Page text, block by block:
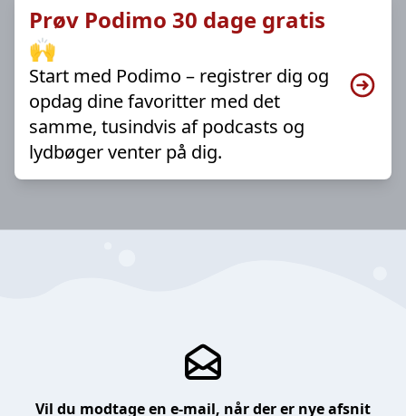
Prøv Podimo 30 dage gratis
🙌
Start med Podimo – registrer dig og
opdag dine favoritter med det
samme, tusindvis af podcasts og
lydbøger venter på dig.
Vil du modtage en e-mail, når der er nye afsnit